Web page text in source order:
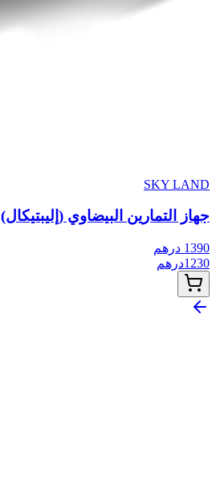
SKY LAND
جهاز التمارين البيضاوي (إليبتيكال)
1390 درهم
1230درهم